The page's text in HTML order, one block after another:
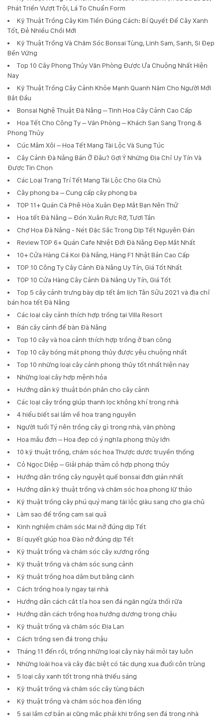
Phát Triển Vượt Trội, Lá To Chuẩn Form
Kỹ Thuật Trồng Cây Kim Tiền Đúng Cách: Bí Quyết Để Cây Xanh
Tốt, Đẻ Nhiều Chồi Mới
Kỹ Thuật Trồng Và Chăm Sóc Bonsai Tùng, Linh Sam, Sanh, Si Đẹp
Bền Vững
Top 10 Cây Phong Thủy Văn Phòng Được Ưa Chuộng Nhất Hiện
Nay
Kỹ Thuật Trồng Cây Cảnh Khỏe Mạnh Quanh Năm Cho Người Mới
Bắt Đầu
Bonsai Nghệ Thuật Đà Nẵng – Tinh Hoa Cây Cảnh Cao Cấp
Hoa Tết Cho Công Ty – Văn Phòng – Khách Sạn Sang Trọng &
Phong Thủy
Cúc Mâm Xôi – Hoa Tết Mang Tài Lộc Và Sung Túc
Cây Cảnh Đà Nẵng Bán Ở Đâu? Gợi Ý Những Địa Chỉ Uy Tín Và
Được Tin Chọn
Các Loại Trang Trí Tết Mang Tài Lộc Cho Gia Chủ
Cây phong ba – Cung cấp cây phong ba
TOP 11+ Quán Cà Phê Hòa Xuân Đẹp Mắt Bạn Nên Thử
Hoa tết Đà Nẵng – Đón Xuân Rực Rỡ, Tươi Tắn
Chợ Hoa Đà Nẵng - Nét Đặc Sắc Trong Dịp Tết Nguyên Đán
Review TOP 6+ Quán Cafe Nhiệt Đới Đà Nẵng Đẹp Mắt Nhất
10+ Cửa Hàng Cá Koi Đà Nẵng, Hàng F1 Nhật Bản Cao Cấp
TOP 10 Công Ty Cây Cảnh Đà Nẵng Uy Tín, Giá Tốt Nhất
TOP 10 Cửa Hàng Cây Cảnh Đà Nẵng Uy Tín, Giá Tốt
Top 5 cây cảnh trưng bày dịp tết âm lịch Tân Sửu 2021 và địa chỉ
bán hoa tết Đà Nẵng
Các loại cây cảnh thích hợp trồng tại Villa Resort
Bán cây cảnh để bàn Đà Nẵng
Top 10 cây và hoa cảnh thích hợp trồng ở ban công
Top 10 cây bóng mát phong thủy được yêu chuộng nhất
Top 10 những loại cây cảnh phong thủy tốt nhất hiện nay
Những loại cây hợp mệnh hỏa
Hướng dẫn kỹ thuật bón phân cho cây cảnh
Các loại cây trồng giúp thanh lọc không khí trong nhà
4 hiểu biết sai lầm về hoa trạng nguyên
Người tuổi Tý nên trồng cây gì trong nhà, văn phòng
Hoa mẫu đơn – Hoa đẹp có ý nghĩa phong thủy lớn
10 kỹ thuật trồng, chăm sóc hoa Thược dược truyền thống
Cỏ Ngọc Diệp – Giải pháp thảm cỏ hợp phong thủy
Hướng dẫn trồng cây nguyệt quế bonsai đơn giản nhất
Hướng dẫn kỹ thuật trồng và chăm sóc hoa phong lữ thảo
Kỹ thuật trồng cây phú quý mang tài lộc giàu sang cho gia chủ
Làm sao để trồng cam sai quả
Kinh nghiệm chăm sóc Mai nở đúng dịp Tết
Bí quyết giúp hoa Đào nở đúng dịp Tết
Kỹ thuật trồng và chăm sóc cây xương rồng
Kỹ thuật trồng và chăm sóc sung cảnh
Kỹ thuật trồng hoa dâm bụt bằng cành
Cách trồng hoa ly ngay tại nhà
Hướng dẫn cách cắt tỉa hoa sen đá ngăn ngừa thối rữa
Hướng dẫn cách trồng hoa hướng dương trong chậu
Kỹ thuật trồng và chăm sóc Địa Lan
Cách trồng sen đá trong chậu
Tháng 11 đến rồi, trồng những loại cây này hái mỏi tay luôn
Những loài hoa và cây đặc biệt có tác dụng xua đuổi côn trùng
5 loại cây xanh tốt trong nhà thiếu sáng
Kỹ thuật trồng và chăm sóc cây tùng bách
Kỹ thuật trồng và chăm sóc hoa đèn lồng
5 sai lầm cơ bản ai cũng mắc phải khi trồng sen đá trong nhà